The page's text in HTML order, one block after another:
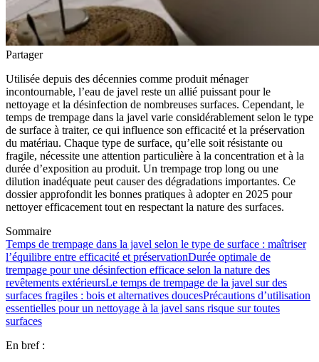
Partager
Utilisée depuis des décennies comme produit ménager
incontournable, l’eau de javel reste un allié puissant pour le
nettoyage et la désinfection de nombreuses surfaces. Cependant, le
temps de trempage dans la javel varie considérablement selon le type
de surface à traiter, ce qui influence son efficacité et la préservation
du matériau. Chaque type de surface, qu’elle soit résistante ou
fragile, nécessite une attention particulière à la concentration et à la
durée d’exposition au produit. Un trempage trop long ou une
dilution inadéquate peut causer des dégradations importantes. Ce
dossier approfondit les bonnes pratiques à adopter en 2025 pour
nettoyer efficacement tout en respectant la nature des surfaces.
Sommaire
Temps de trempage dans la javel selon le type de surface : maîtriser
l’équilibre entre efficacité et préservationDurée optimale de
trempage pour une désinfection efficace selon la nature des
revêtements extérieursLe temps de trempage de la javel sur des
surfaces fragiles : bois et alternatives doucesPrécautions d’utilisation
essentielles pour un nettoyage à la javel sans risque sur toutes
surfaces
En bref :